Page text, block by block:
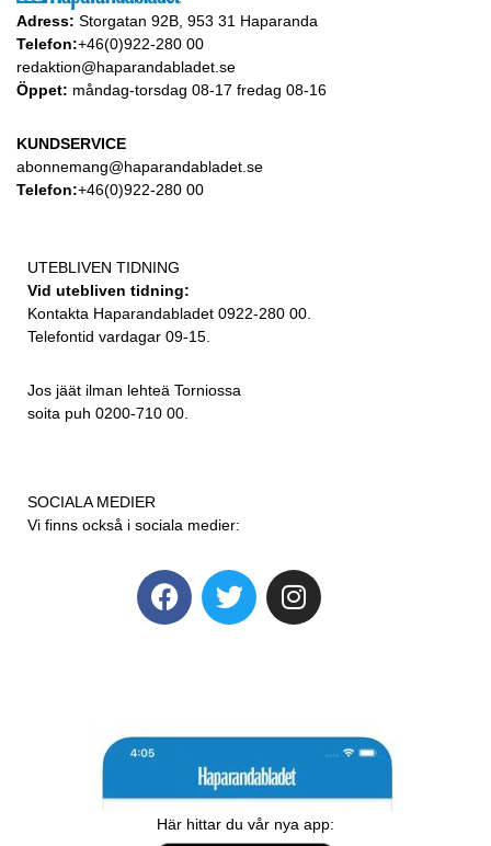
Adress: Storgatan 92B, 953 31 Haparanda
Telefon:+46(0)922-280 00
redaktion@haparandabladet.se
Öppet: måndag-torsdag 08-17 fredag 08-16
KUNDSERVICE
abonnemang@haparandabladet.se
Telefon:+46(0)922-280 00
UTEBLIVEN TIDNING
Vid utebliven tidning:
Kontakta Haparandabladet 0922-280 00.
Telefontid vardagar 09-15.
Jos jäät ilman lehteä Torniossa
soita puh 0200-710 00.
SOCIALA MEDIER
Vi finns också i sociala medier:
Här hittar du vår nya app: